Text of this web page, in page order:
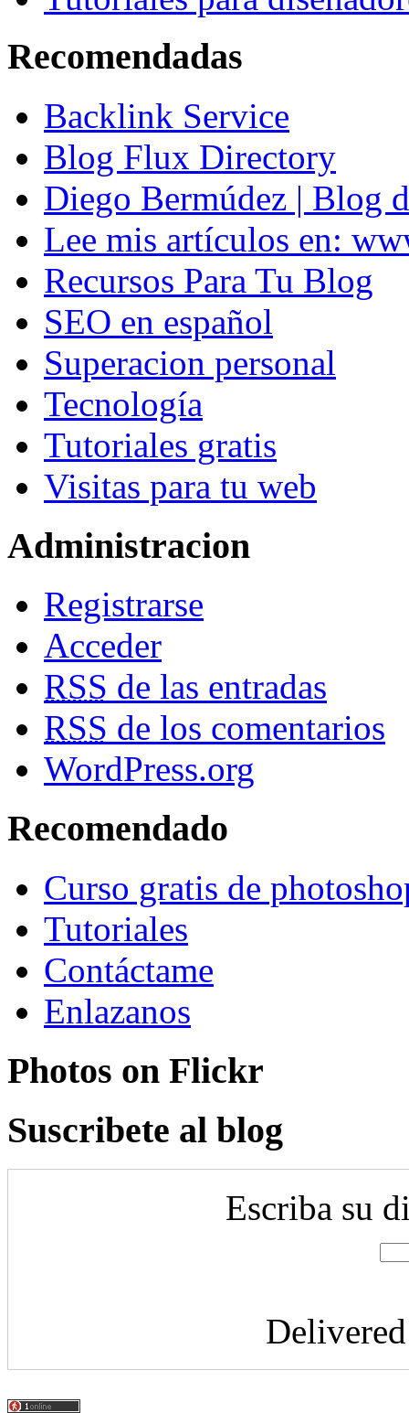
Recomendadas
Backlink Service
Blog Flux Directory
Diego Bermúdez | Blog
Lee mis artículos en:
Recursos Para Tu Blog
SEO en español
Superacion personal
Tecnología
Tutoriales gratis
Visitas para tu web
Administracion
Registrarse
Acceder
RSS de las entradas
RSS de los comentarios
WordPress.org
Recomendado
Curso gratis de
Tutoriales
Contáctame
Enlazanos
Photos on Flickr
Suscribete al blog
Escriba su